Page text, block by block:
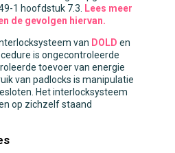
1 hoofdstuk 7.3. Lees meer
de gevolgen hiervan.
van DOLD en
is ongecontroleerde
toevoer van energie
van padlocks is manipulatie
Het interlocksysteem
op zichzelf staand